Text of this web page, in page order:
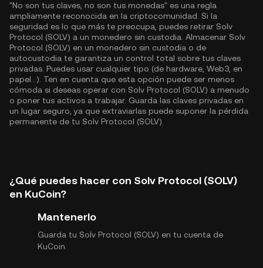
"No son tus claves, no son tus monedas" es una regla
ampliamente reconocida en la criptocomunidad. Si la
seguridad es lo que más te preocupa, puedes retirar Solv
Protocol (SOLV) a un monedero sin custodia. Almacenar Solv
Protocol (SOLV) en un monedero sin custodia o de
autocustodia te garantiza un control total sobre tus claves
privadas. Puedes usar cualquier tipo (de hardware, Web3, en
papel...). Ten en cuenta que esta opción puede ser menos
cómoda si deseas operar con Solv Protocol (SOLV) a menudo
o poner tus activos a trabajar. Guarda las claves privadas en
un lugar seguro, ya que extraviarlas puede suponer la pérdida
permanente de tu Solv Protocol (SOLV).
¿Qué puedes hacer con Solv Protocol (SOLV)
en KuCoin?
Mantenerlo
Guarda tu Solv Protocol (SOLV) en tu cuenta de
KuCoin.